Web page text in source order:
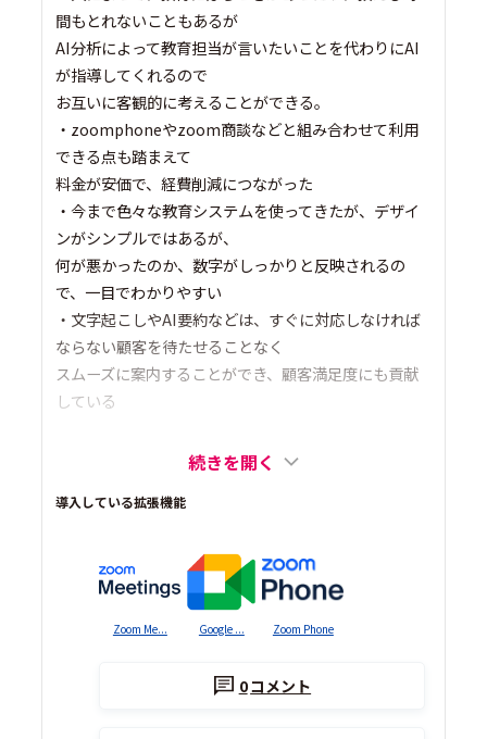
間もとれないこともあるが
AI分析によって教育担当が言いたいことを代わりにAI
が指導してくれるので
お互いに客観的に考えることができる。
・zoomphoneやzoom商談などと組み合わせて利用
できる点も踏まえて
料金が安価で、経費削減につながった
・今まで色々な教育システムを使ってきたが、デザイ
ンがシンプルではあるが、
何が悪かったのか、数字がしっかりと反映されるの
で、一目でわかりやすい
・文字起こしやAI要約などは、すぐに対応しなければ
ならない顧客を待たせることなく
スムーズに案内することができ、顧客満足度にも貢献
している
続きを開く
導入している拡張機能
Zoom Me... Google ... Zoom Phone
0コメント